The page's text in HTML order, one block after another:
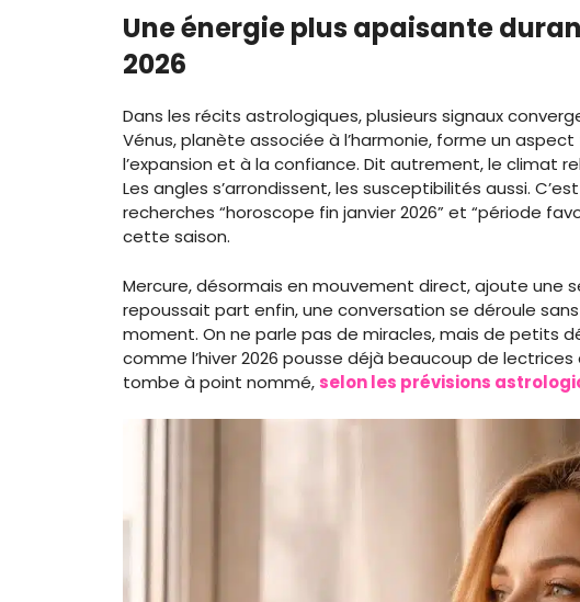
Une énergie plus apaisante
2026
Dans les récits astrologiques, plusieurs signaux
Vénus, planète associée à l’harmonie, forme un
l’expansion et à la confiance. Dit autrement, le climat
Les angles s’arrondissent, les susceptibilités aussi.
recherches “horoscope fin janvier 2026” et “période
cette saison.
Mercure, désormais en mouvement direct, ajoute une
repoussait part enfin, une conversation se déroule
moment. On ne parle pas de miracles, mais de petits
comme l’hiver 2026 pousse déjà beaucoup de
tombe à point nommé, selon les prévisions